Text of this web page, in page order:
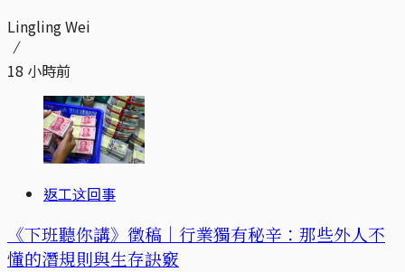
Lingling Wei
18 小時前
返工这回事
《下班聽你講》徵稿｜行業獨有秘辛：那些外人不
懂的潛規則與生存訣竅